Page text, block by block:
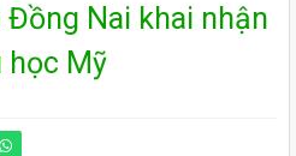
Nai khai nhận
học Mỹ